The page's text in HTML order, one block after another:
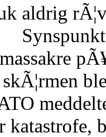
aldrig
katastrofe,